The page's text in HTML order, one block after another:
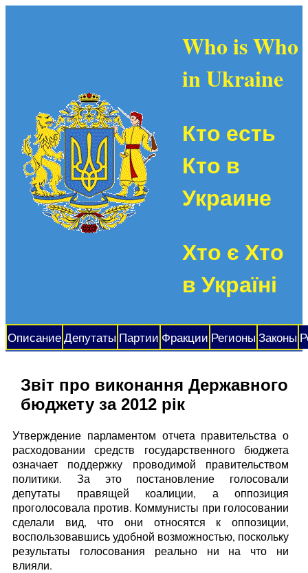
Who is Who
in Ukraine
Кто есть
Кто в
Украине
Хто є Хто
в Україні
Описание Депутаты Партии Фракции Регионы Законы
Звіт про виконання Державного
бюджету за 2012 рік
Утверждение парламентом отчета правительства о
расходовании средств государственного бюджета
означает поддержку проводимой правительством
политики. За это постановление голосовали
депутаты правящей коалиции, а оппозиция
проголосовала против. Коммунисты при голосовании
сделали вид, что они относятся к оппозиции,
воспользовавшись удобной возможностью, поскольку
результаты голосования реально ни на что ни
влияли.